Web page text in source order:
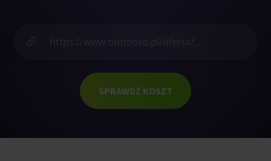
SPRAWDŹ KOSZT